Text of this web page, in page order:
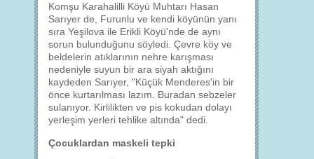
Komşu Karahalilli Köyü Muhtarı Hasan
Sarıyer de, Furunlu ve kendi köyünün yanı
sıra Yeşilova ile Erikli Köyü'nde de aynı
sorun bulunduğunu söyledi. Çevre köy ve
beldelerin atıklarının nehre karışması
nedeniyle suyun bir ara siyah aktığını
kaydeden Sarıyer, "Küçük Menderes'in bir
önce kurtarılması lazım. Buradan sebzeler
sulanıyor. Kirlilikten ve pis kokudan dolayı
yerleşim yerleri tehlike altında" dedi.
Çocuklardan maskeli tepki